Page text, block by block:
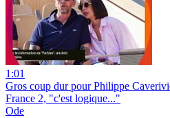
1:01
Gros coup dur pour Philippe
France 2, "c'est logique..."
Ode